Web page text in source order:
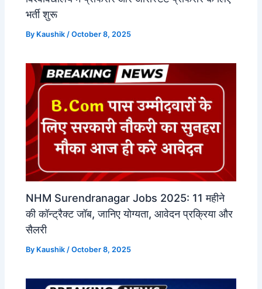
भर्ती शुरू
By Kaushik /October 8, 2025
NHM Surendranagar Jobs 2025: 11 महीने
की कॉन्ट्रैक्ट जॉब, जानिए योग्यता, आवेदन प्रक्रिया और
सैलरी
By Kaushik /October 8, 2025